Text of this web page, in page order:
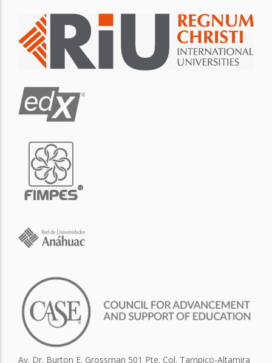
Av. Dr. Burton E. Grossman 501 Pte. Col. Tampico-Altamira